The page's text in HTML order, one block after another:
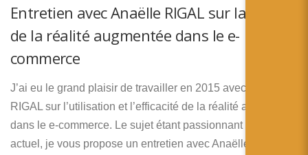
Entretien avec Anaëlle RIGAL sur la place
de la réalité augmentée dans le e-
commerce
J’ai eu le grand plaisir de travailler en 2015 avec Anaëlle
RIGAL sur l’utilisation et l’efficacité de la réalité augmentée
dans le e-commerce. Le sujet étant passionnant et très
actuel, je vous propose un entretien avec Anaëlle, pour